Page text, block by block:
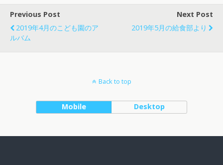
Previous Post
2019年4月のこども園のア
ルバム
Next Post
2019年5月の給食部より
Back to top
Mobile Desktop